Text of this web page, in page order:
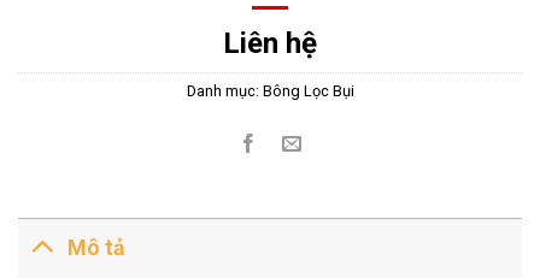
Liên hệ
Danh mục: Bông Lọc Bụi
Mô tả